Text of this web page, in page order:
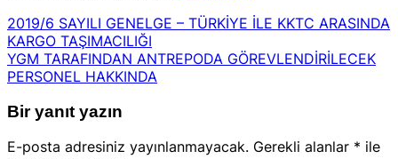
2019/6 SAYILI GENELGE – TÜRKİYE İLE KKTC ARASINDA
KARGO TAŞIMACILIĞI
YGM TARAFINDAN ANTREPODA GÖREVLENDİRİLECEK
PERSONEL HAKKINDA
Bir yanıt yazın
E-posta adresiniz yayınlanmayacak. Gerekli alanlar * ile